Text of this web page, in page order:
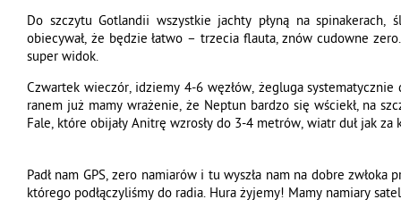
Do szczytu Gotlandii wszystkie jachty płyną na
obiecywał, że będzie łatwo – trzecia flauta, znów cudowne
super widok.
Czwartek wieczór, idziemy 4-6 węzłów, żegluga
ranem już mamy wrażenie, że Neptun bardzo się wściekł, na
Fale, które obijały Anitrę wzrosły do 3-4 metrów, wiatr duł jak
Padł nam GPS, zero namiarów i tu wyszła nam na dobre zwłoka
którego podłączyliśmy do radia. Hura żyjemy! Mamy namiary